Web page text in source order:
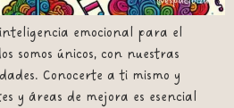
emocional para el
somos únicos, con nuestras
Conocerte a ti mismo y
y áreas de mejora es esencial